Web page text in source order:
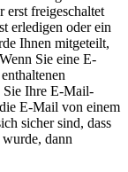
erst freigeschaltet
erledigen oder ein
Ihnen mitgeteilt,
Sie eine E-
Sie Ihre E-Mail-
E-Mail von einem
sicher sind, dass
dann